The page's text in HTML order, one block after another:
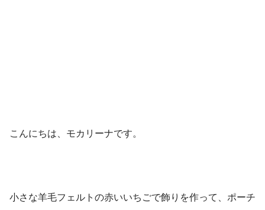
こんにちは、モカリーナです。
小さな羊毛フェルトの赤いいちごで飾りを作って、ポーチ